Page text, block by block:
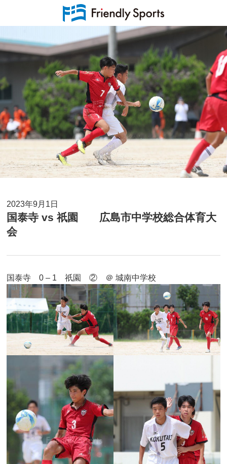
2023年9月1日
国泰寺 vs 祇園 広島市中学校総合体育大
会
国泰寺 0 – 1 祇園 ② ＠ 城南中学校